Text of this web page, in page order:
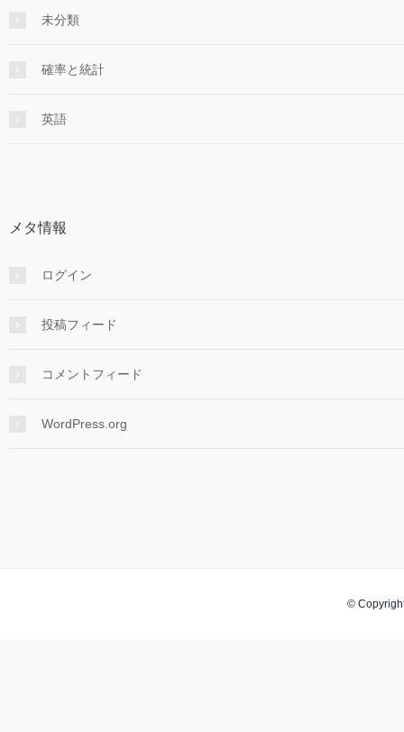
未分類
確率と統計
英語
メタ情報
ログイン
投稿フィード
コメントフィード
WordPress.org
©